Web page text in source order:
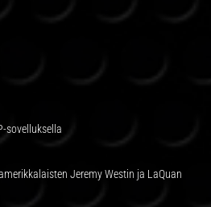
sovelluksella
Jeremy Westin ja LaQuan